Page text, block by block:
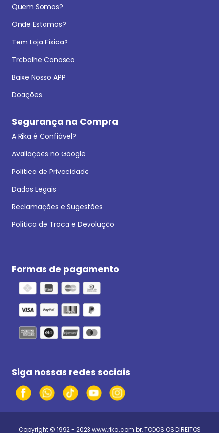
Quem Somos?
Onde Estamos?
Tem Loja Física?
Trabalhe Conosco
Baixe Nosso APP
Doações
Segurança na Compra
A Rika é Confiável?
Avaliações no Google
Política de Privacidade
Dados Legais
Reclamações e Sugestões
Política de Troca e Devolução
Formas de pagamento
Siga nossas redes sociais
Copyright © 1992 - 2023 www.rika.com.br, TODOS OS DIREITOS